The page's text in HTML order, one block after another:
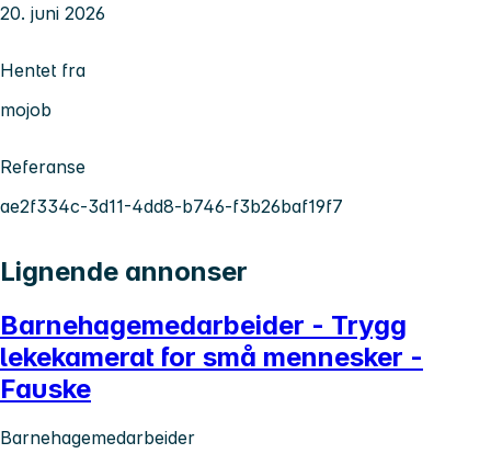
20. juni 2026
Hentet fra
mojob
Referanse
ae2f334c-3d11-4dd8-b746-f3b26baf19f7
Lignende annonser
Barnehagemedarbeider - Trygg
lekekamerat for små mennesker -
Fauske
Barnehagemedarbeider